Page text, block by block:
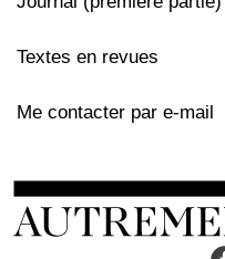
Textes en revues
Me contacter par e-mail